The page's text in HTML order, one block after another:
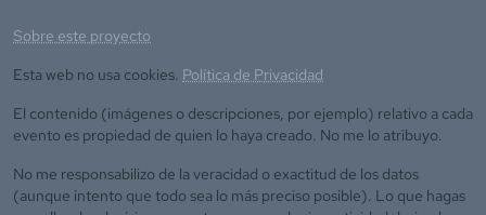
Sobre este proyecto
Esta web no usa cookies. Política de Privacidad
El contenido (imágenes o descripciones, por ejemplo) relativo a cada
evento es propiedad de quien lo haya creado. No me lo atribuyo.
No me responsabilizo de la veracidad o exactitud de los datos
(aunque intento que todo sea lo más preciso posible). Lo que hagas